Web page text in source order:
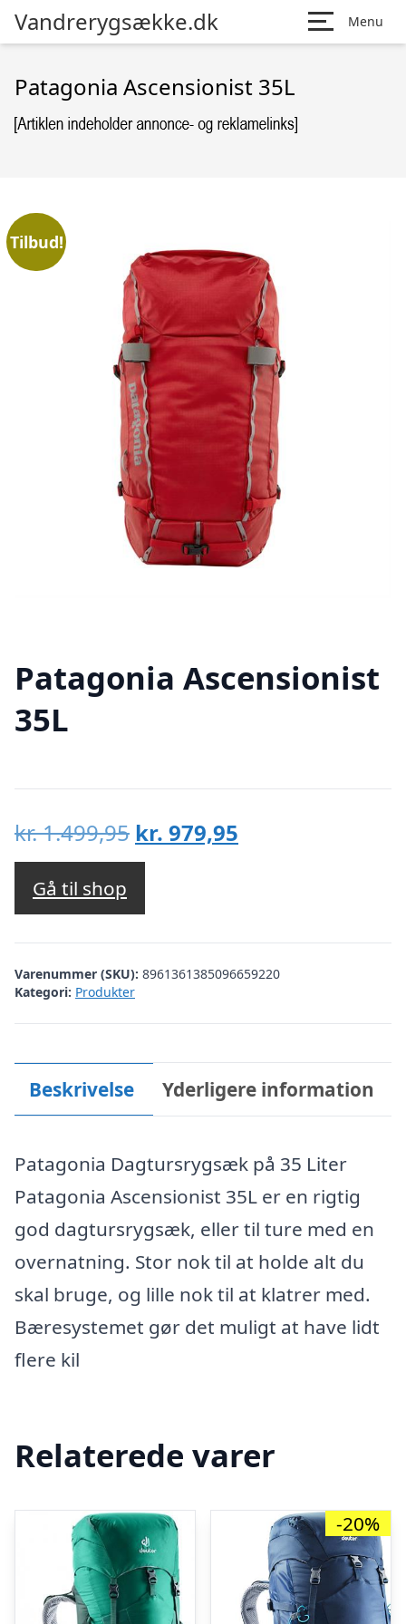
Vandrerygsække.dk Menu
Patagonia Ascensionist 35L
Tilbud!
Patagonia Ascensionist
35L
kr.1.499,95 Den
oprindelige
var:
kr. 1.499,95.
kr. 979,95
kr. 979,95.
Gå til shop
Varenummer (SKU): 8961361385096659220
Kategori: Produkter
Beskrivelse Yderligere information
Patagonia Dagtursrygsæk på 35 Liter
Patagonia Ascensionist 35L er en rigtig
god dagtursrygsæk, eller til ture med en
overnatning. Stor nok til at holde alt du
skal bruge, og lille nok til at klatrer med.
Bæresystemet gør det muligt at have lidt
flere kil
Relaterede varer
-20%